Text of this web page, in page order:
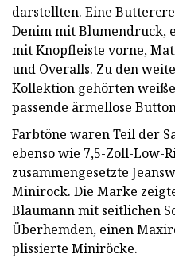
darstellten. Eine
Denim mit Blumendruck,
mit Knopfleiste vorne,
und Overalls. Zu den
Kollektion gehörten
passende ärmellose
Farbtöne waren Teil der
ebenso wie 7,5-Zoll-Low-
zusammengesetzte
Minirock. Die Marke
Blaumann mit seitlichen
Überhemden, einen
plissierte Miniröcke.